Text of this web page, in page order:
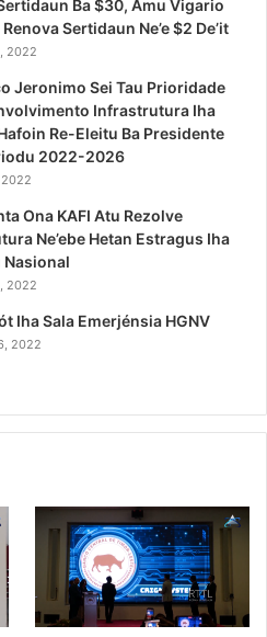
Ba $30, Amu Vigario
Sertidaun Ne’e $2 De’it
2022
Jeronimo Sei Tau Prioridade
Infrastrutura Iha
Re-Eleitu Ba Presidente
2022-2026
2022
Ona KAFI Atu Rezolve
Ne’ebe Hetan Estragus Iha
2022
Iha Sala Emerjénsia HGNV
2022